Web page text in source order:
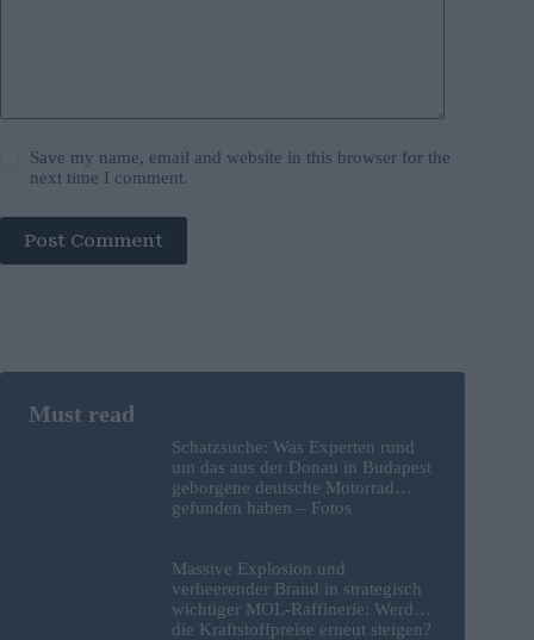
Save my name, email and website in this browser for the
next time I comment.
Post Comment
Schatzsuche: Was Experten rund
um das aus der Donau in Budapest
geborgene deutsche Motorrad
gefunden haben – Fotos
Massive Explosion und
verheerender Brand in strategisch
wichtiger MOL-Raffinerie: Werden
die Kraftstoffpreise erneut steigen?